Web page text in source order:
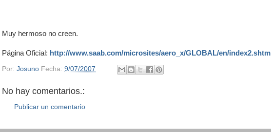
Muy hermoso no creen.
Página Oficial: http://www.saab.com/microsites/aero_x/GLOBAL/en/index2.shtml
Por: Josuno Fecha: 9/07/2007
No hay comentarios.:
Publicar un comentario